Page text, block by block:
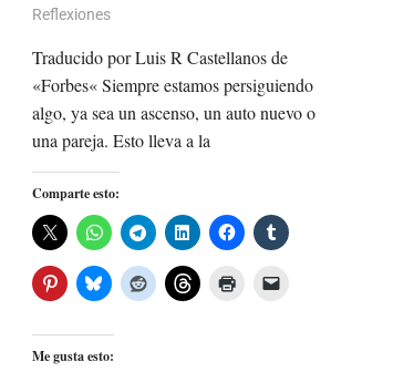
Reflexiones
Traducido por Luis R Castellanos de
«Forbes« Siempre estamos persiguiendo
algo, ya sea un ascenso, un auto nuevo o
una pareja. Esto lleva a la
Comparte esto:
Me gusta esto: